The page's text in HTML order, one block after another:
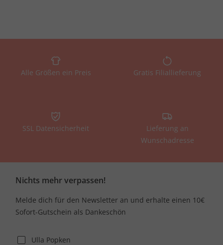
Alle Größen ein Preis Gratis Filiallieferung
SSL Datensicherheit
Lieferung an
Wunschadresse
Nichts mehr verpassen!
Melde dich für den Newsletter an und erhalte einen 10€
Sofort-Gutschein als Dankeschön
Ulla Popken